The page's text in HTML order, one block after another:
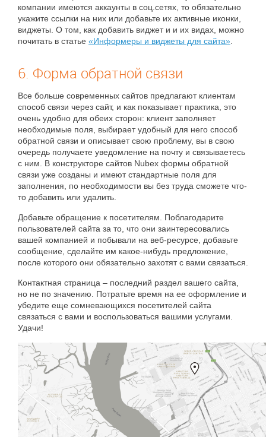
компании имеются аккаунты в соц.сетях, то обязательно
укажите ссылки на них или добавьте их активные иконки,
виджеты. О том, как добавить виджет и и их видах, можно
почитать в статье «Информеры и виджеты для сайта»
6. Форма обратной связи
Все больше современных сайтов предлагают клиентам
способ связи через сайт, и как показывает практика, это
очень удобно для обеих сторон: клиент заполняет
необходимые поля, выбирает удобный для него способ
обратной связи и описывает свою проблему, вы в свою
очередь получаете уведомление на почту и связываетесь
с ним. В конструкторе сайтов Nubex формы обратной
связи уже созданы и имеют стандартные поля для
заполнения, по необходимости вы без труда сможете что-
то добавить или удалить.
Добавьте обращение к посетителям. Поблагодарите
пользователей сайта за то, что они заинтересовались
вашей компанией и побывали на веб-ресурсе, добавьте
сообщение, сделайте им какое-нибудь предложение,
после которого они обязательно захотят с вами связаться.
Контактная страница – последний раздел вашего сайта,
но не по значению. Потратьте время на ее оформление и
убедите еще сомневающихся посетителей сайта
связаться с вами и воспользоваться вашими услугами.
Удачи!